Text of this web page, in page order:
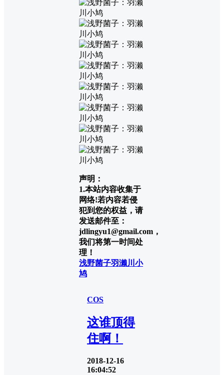
声明：
1.本站内容收集于
网络!若内容若侵
犯到您的权益，请
发送邮件至：
jdlingyu1@gmail.com，
我们将第一时间处
理！
浅野菌子羽濑川小
鸠
COS
这谁顶得
住啊！
2018-12-16
16:04:52